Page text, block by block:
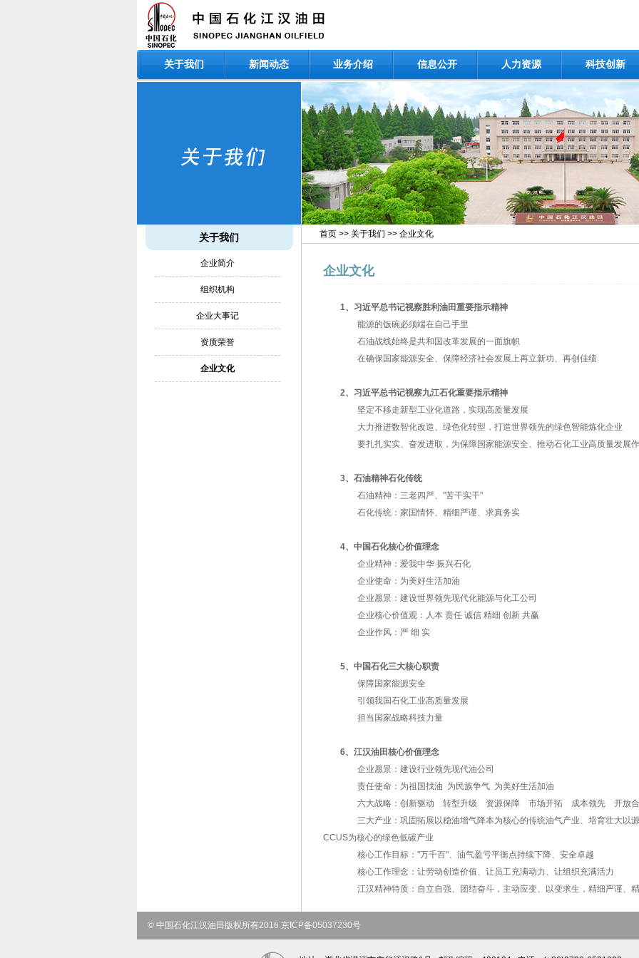
关于我们 新闻动态 业务介绍 信息公开 人力资源 科技创新
关于我们
企业简介
组织机构
企业大事记
资质荣誉
企业文化
首页 >> 关于我们 >> 企业文化
企业文化
1、 习近平总书记视察胜利油田重要指示精神
能源的饭碗必须端在自己手里
石油战线始终是共和国改革发展的一面旗帜
在确保国家能源安全、保障经济社会发展上再立新功、再创佳绩
2、 习近平总书记视察九江石化重要指示精神
坚定不移走新型工业化道路，实现高质量发展
大力推进数智化改造、绿色化转型，打造世界领先的绿色智能炼化企业
要扎扎实实、奋发进取，为保障国家能源安全、推动石化工业高质量发展
3、 石油精神石化传统
石油精神：三老四严、"苦干实干"
石化传统：家国情怀、精细严谨、求真务实
4、 中国石化核心价值理念
企业精神：爱我中华 振兴石化
企业使命：为美好生活加油
企业愿景：建设世界领先现代化能源与化工公司​
企业核心价值观：人本 责任 诚信 精细 创新 共赢
企业作风：严 细 实​
5、中国石化三大核心职责
保障国家能源安全
引领我国石化工业高质量发展
担当国家战略科技力量​​
6、江汉油田核心价值理念​
企业愿景：建设行业领先现代油公司
责任使命：为祖国找油 为民族争气 为美好生活加油
六大战略：创新驱动 转型升级 资源保障 市场开拓 成本领先 开放
三大产业：巩固拓展以稳油增气降本为核心的传统油气产业、培育壮大以
CCUS为核心的绿色低碳产业
核心工作目标："万千百"、油气盈亏平衡点持续下降、安全卓越
核心工作理念：让劳动创造价值、让员工充满动力、让组织充满活力
江汉精神特质：自立自强、团结奋斗，主动应变、以变求生，精细严谨、
© 中国石化江汉油田版权所有2016 京ICP备05037230号